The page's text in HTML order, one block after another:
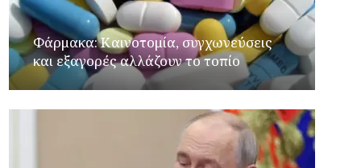
Φάρμακα: Καινοτομία, συγχωνεύσεις
και εξαγορές αλλάζουν το τοπίο